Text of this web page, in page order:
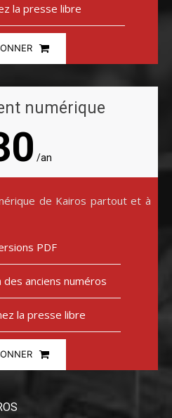
la presse libre
numérique
/an
de Kairos partout et à
PDF
des anciens numéros
la presse libre